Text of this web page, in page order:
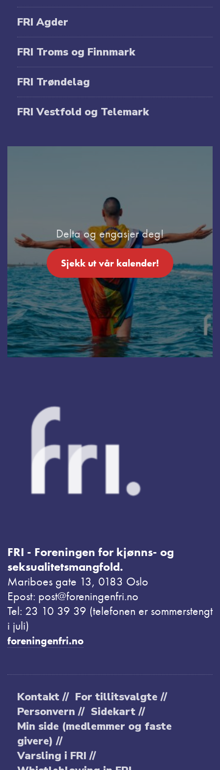
FRI Agder
FRI Troms og Finnmark
FRI Trøndelag
FRI Vestfold og Telemark
Delta og engasjer deg!
Sjekk ut vår kalender!
FRI - Foreningen for kjønns- og
seksualitetsmangfold.
Mariboes gate 13, 0183 Oslo
Epost: post@foreningenfri.no
Tel: 23 10 39 39 (telefonen er sommerstengt
i juli)
foreningenfri.no
Kontakt // For tillitsvalgte //
Personvern // Sidekart //
Min side (medlemmer og faste
givere) //
Varsling i FRI //